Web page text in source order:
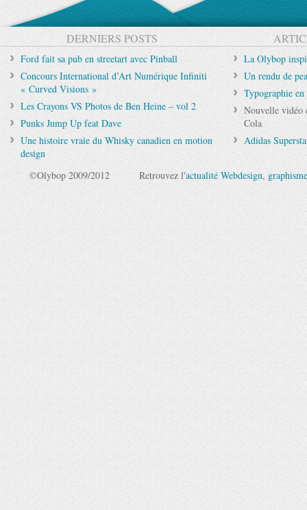
DERNIERS POSTS
Ford fait sa pub en streetart avec Pinball
Concours International d’Art Numérique Infiniti
« Curved Visions »
Les Crayons VS Photos de Ben Heine – vol 2
Punks Jump Up feat Dave
Une histoire vraie du Whisky canadien en motion
design
La Olybop
Un rendu de
Typographie en
Nouvelle vidéo
Cola
Adidas
©Olybop 2009/2012 Retrouvez l'actualité Webdesign, graphisme